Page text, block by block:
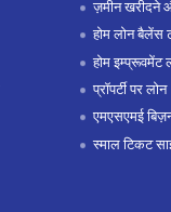
ज़मीन खरीदने
होम लोन बैलेंस
होम इम्प्रूवमेंट
प्रॉपर्टी पर लोन
एमएसएमई
स्माल टिकट